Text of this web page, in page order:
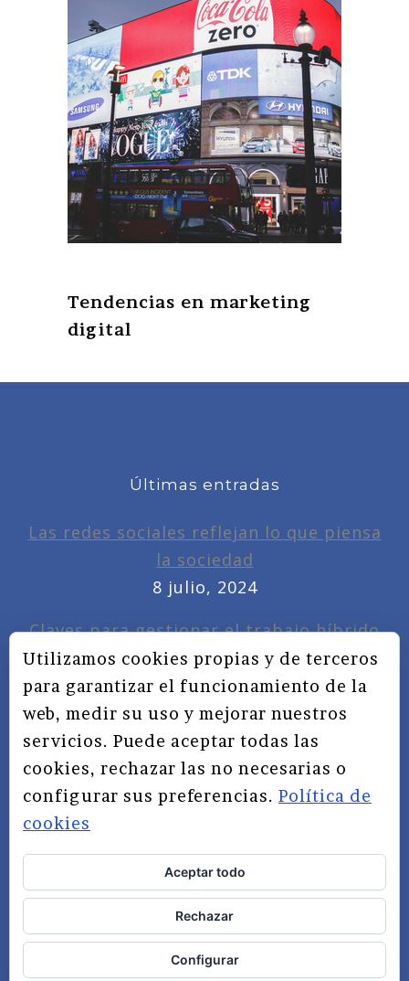
Tendencias en marketing
digital
Últimas entradas
Las redes sociales reflejan lo que piensa
la sociedad
8 julio, 2024
Claves para gestionar el trabajo híbrido
7 noviembre, 2022
Privacidad, redes sociales y educación
3 septiembre, 2019
TÉRMINOS Y CONDICIONES
AVISO LEGAL
POLÍTICA DE PRIVACIDAD
Utilizamos cookies propias y de terceros
para garantizar el funcionamiento de la
web, medir su uso y mejorar nuestros
servicios. Puede aceptar todas las
cookies, rechazar las no necesarias o
configurar sus preferencias. Política de
cookies
Aceptar todo
Rechazar
Configurar